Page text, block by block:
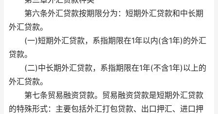
第六条外汇贷款按期限分为：短期外汇贷款和中长期
外汇贷款。
(一)短期外汇贷款，系指期限在1年以内(含1年)的外汇
贷款。
(二)中长期外汇贷款，系指期限在1年(不含1年)以上的
外汇贷款。
第七条贸易融资贷款。贸易融资贷款是短期外汇贷款
的特殊形式：主要包括外汇打包贷款、出口押汇、进口押